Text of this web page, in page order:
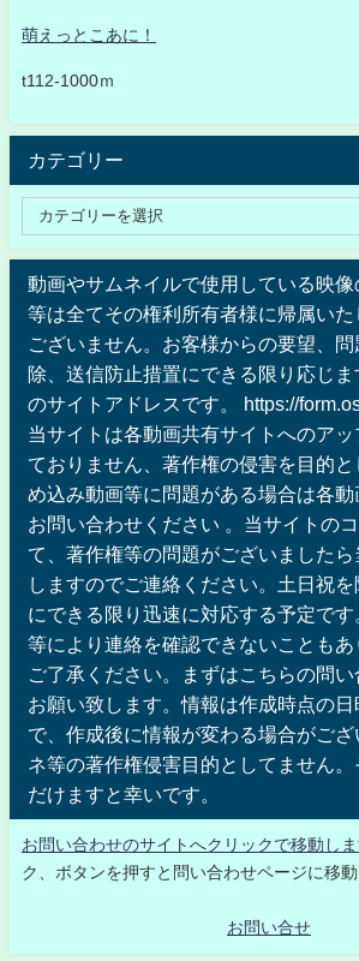
萌えっとこあに！
t112-1000ｍ
カテゴリー
動画やサムネイルで使用している映
等は全てその権利所有者様に帰属い
ございません。お客様からの要望、問
除、送信防止措置にできる限り応じ
のサイトアドレスです。 https://
当サイトは各動画共有サイトへのア
ておりません、著作権の侵害を目的
め込み動画等に問題がある場合は各
お問い合わせください 。当サイトの
て、著作権等の問題がございました
しますのでご連絡ください。土日祝
にできる限り迅速に対応する予定で
等により連絡を確認できないこともあ
ご了承ください。まずはこちらの問
お願い致します。情報は作成時点の
で、作成後に情報が変わる場合がご
ネ等の著作権侵害目的としてません
だけますと幸いです。
お問い合わせのサイトへクリックで移動しま
ク、ボタンを押すと問い合わせページに移動
お問い合せ